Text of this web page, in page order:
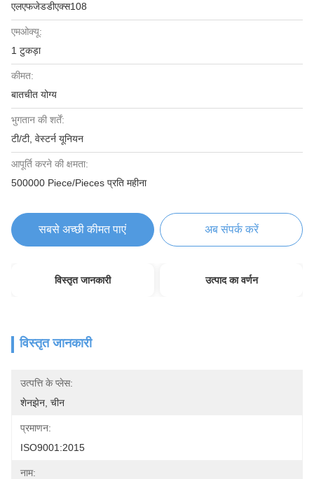
एलएफजेडडीएक्स108
एमओक्यू:
1 टुकड़ा
कीमत:
बातचीत योग्य
भुगतान की शर्तें:
टी/टी, वेस्टर्न यूनियन
आपूर्ति करने की क्षमता:
500000 Piece/Pieces प्रति महीना
सबसे अच्छी कीमत पाएं अब संपर्क करें
विस्तृत जानकारी उत्पाद का वर्णन
विस्तृत जानकारी
उत्पत्ति के प्लेस:
शेनझेन, चीन
प्रमाणन:
ISO9001:2015
नाम: